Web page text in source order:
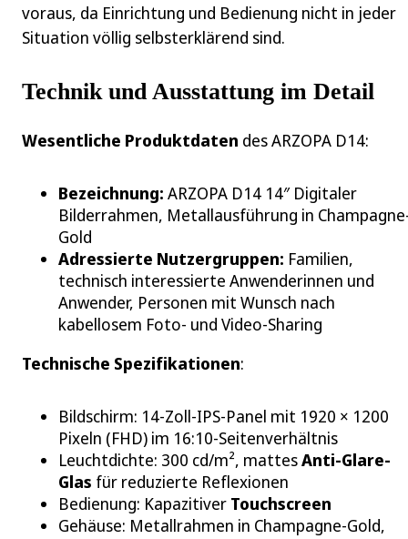
voraus, da Einrichtung und Bedienung nicht in jeder
Situation völlig selbsterklärend sind.
Technik und Ausstattung im Detail
Wesentliche Produktdaten des ARZOPA D14:
Bezeichnung: ARZOPA D14 14″ Digitaler
Bilderrahmen, Metallausführung in
Gold
Adressierte Nutzergruppen: Familien,
technisch interessierte Anwenderinnen und
Anwender, Personen mit Wunsch nach
kabellosem Foto- und Video-Sharing
Technische Spezifikationen:
Bildschirm: 14‑Zoll‑IPS-Panel mit 1920 × 1200
Pixeln (FHD) im 16:10‑Seitenverhältnis
Leuchtdichte: 300 cd/m², mattesAnti-Glare-
Glas für reduzierte Reflexionen
Bedienung: Kapazitiver Touchscreen
Gehäuse: Metallrahmen in Champagne-Gold,